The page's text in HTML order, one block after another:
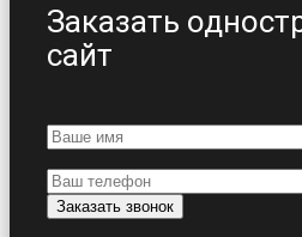
Заказать
сайт